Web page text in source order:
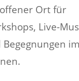
Ort für
Live-
Begegnungen im